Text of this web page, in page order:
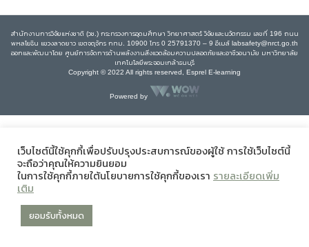
สำนักงานการวิจัยแห่งชาติ (วช.) กระทรวงการอุดมศึกษา วิทยาศาสตร์ วิจัยและนวัตกรรม เลขที่ 196 ถนน
พหลโยธิน แขวงลาดยาว เขตจตุจักร กทม. 10900 โทร 0 25791370 – 9 อีเมล์ labsafety@nrct.go.th
ออกและพัฒนาโดย ศูนย์การจัดการด้านพลังงานสิ่งแวดล้อมความปลอดภัยและอาชีวอนามัย มหาวิทยาลัย
เทคโนโลยีพระจอมเกล้าธนบุรี
Copyright © 2022 All rights reserved, Esprel E-learning
Powered by
เว็บไซต์นี้ใช้คุกกี้เพื่อปรับปรุงประสบการณ์ของผู้ใช้ การใช้เว็บไซต์นี้
จะถือว่าคุณให้ความยินยอม
ในการใช้คุกกี้ภายใต้นโยบายการใช้คุกกี้ของเรา รายละเอียดเพิ่ม
เติม
ยอมรับทั้งหมด